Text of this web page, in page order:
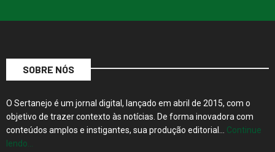
SOBRE NÓS
O Sertanejo é um jornal digital, lançado em abril de 2015, com o
objetivo de trazer contexto às notícias. De forma inovadora com
conteúdos amplos e instigantes, sua produção editorial… Continue
lendo…